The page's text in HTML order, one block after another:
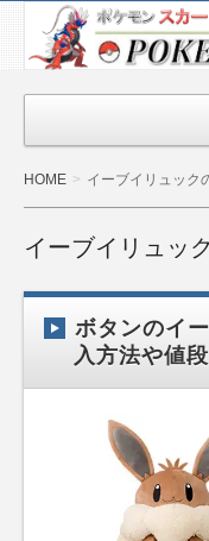
ポケモン最新
情報まとめ
『
TIMES』
HOME イーブイリュック
イーブイリュッ
ボタンのイ
入方法や値